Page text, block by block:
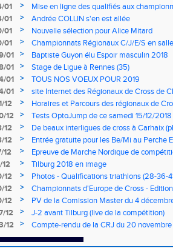
01
>
Mise en ligne des qualifiés aux
01
>
Andrée COLLIN s'en est allée
01
>
Nouvelle sélection pour Alice Mitard
01
>
Championnats Régionaux C/J/E/S en
mercredi à 9h00
01 >
Baptiste Guyon élu Espoir masculin 2018
01
>
Stage de Ligue à Rennes (35)
01
>
TOUS NOS VOEUX POUR 2019
01
>
site Internet des Régionaux de Cross de
12
>
Horaires et Parcours des régionaux de
12
>
Tests OptoJump de ce samedi 15/12/2018
12
>
De beaux interligues de cross à Carhaix
12
>
Entrée gratuite pour les Be/Mi au Perche
12
>
Epreuve de Marche Nordique de
de cross du Loir et Cher
12 >
Tilburg 2018 en image
12
>
Photos - Qualifications triathlons (28-36-
12
>
Championnats d'Europe de Cross -
12
>
PV de la Comission Master du 4
12
>
J-2 avant Tilburg (live de la compétition)
12
> Compte-rendu de la CRJ du 20 novembre